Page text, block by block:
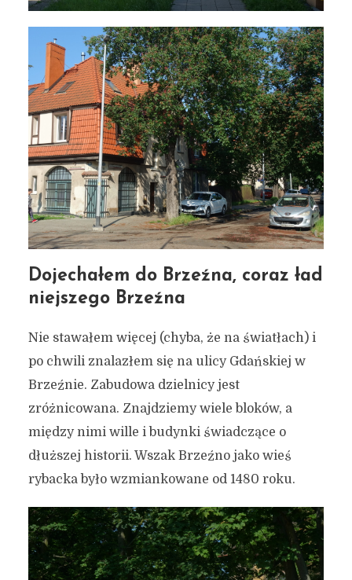
odkrywanie Gdańska na
rowerze
17 lipca 2025
9 min czytania
Autor:Kamil Sulewski
Dojechałem do Brzeźna, coraz ład
niejszego Brzeźna
Nie stawałem więcej (chyba, że na światłach) i
po chwili znalazłem się na ulicy Gdańskiej w
Brzeźnie. Zabudowa dzielnicy jest
zróżnicowana. Znajdziemy wiele bloków, a
między nimi wille i budynki świadczące o
dłuższej historii. Wszak Brzeźno jako wieś
rybacka było wzmiankowane od 1480 roku.